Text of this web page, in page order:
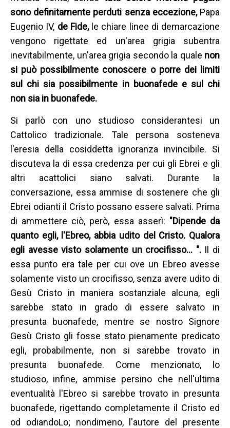
sono definitamente perduti senza eccezione, Papa
Eugenio IV, de Fide, le chiare linee di demarcazione
vengono rigettate ed un'area grigia subentra
inevitabilmente, un'area grigia secondo la quale non
si può possibilmente conoscere o porre dei limiti
sul chi sia possibilmente in buonafede e sul chi
non sia in buonafede.
Si parlò con uno studioso considerantesi un
Cattolico tradizionale. Tale persona sosteneva
l'eresia della cosiddetta ignoranza invincibile. Si
discuteva la di essa credenza per cui gli Ebrei e gli
altri acattolici siano salvati. Durante la
conversazione, essa ammise di sostenere che gli
Ebrei odianti il Cristo possano essere salvati. Prima
di ammettere ciò, però, essa asserì: "Dipende da
quanto egli, l'Ebreo, abbia udito del Cristo. Qualora
egli avesse visto solamente un crocifisso… ". Il di
essa punto era tale per cui ove un Ebreo avesse
solamente visto un crocifisso, senza avere udito di
Gesù Cristo in maniera sostanziale alcuna, egli
sarebbe stato in grado di essere salvato in
presunta buonafede, mentre se nostro Signore
Gesù Cristo gli fosse stato pienamente predicato
egli, probabilmente, non si sarebbe trovato in
presunta buonafede. Come menzionato, lo
studioso, infine, ammise persino che nell'ultima
eventualità l'Ebreo si sarebbe trovato in presunta
buonafede, rigettando completamente il Cristo ed
od odiandoLo; nondimeno, l'autore del presente